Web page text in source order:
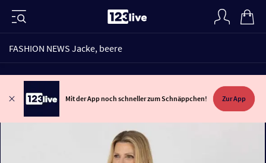
FASHION NEWS Jacke, beere
Mit der App noch schneller zum Schnäppchen! Zur App